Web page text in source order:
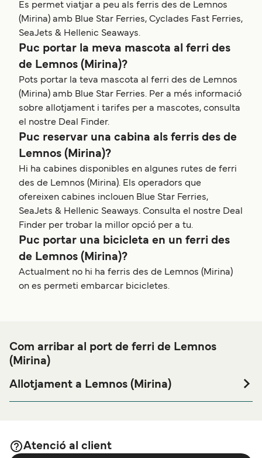
Es permet viatjar a peu als ferris des de Lemnos
(Mirina) amb Blue Star Ferries, Cyclades Fast Ferries,
SeaJets & Hellenic Seaways.
Puc portar la meva mascota al ferri des
de Lemnos (Mirina)?
Pots portar la teva mascota al ferri des de Lemnos
(Mirina) amb Blue Star Ferries. Per a més informació
sobre allotjament i tarifes per a mascotes, consulta
el nostre Deal Finder.
Puc reservar una cabina als ferris des de
Lemnos (Mirina)?
Hi ha cabines disponibles en algunes rutes de ferri
des de Lemnos (Mirina). Els operadors que
ofereixen cabines inclouen Blue Star Ferries,
SeaJets & Hellenic Seaways. Consulta el nostre Deal
Finder per trobar la millor opció per a tu.
Puc portar una bicicleta en un ferri des
de Lemnos (Mirina)?
Actualment no hi ha ferris des de Lemnos (Mirina)
on es permeti embarcar bicicletes.
Com arribar al port de ferri de Lemnos
(Mirina)
Allotjament a Lemnos (Mirina)
Si vols passar una nit abans o després del teu viatge a
pàgina deAllotjament a Lemnos (Mirina)
preus en allotjament i una de les seleccions més àmplies
Atenció al client